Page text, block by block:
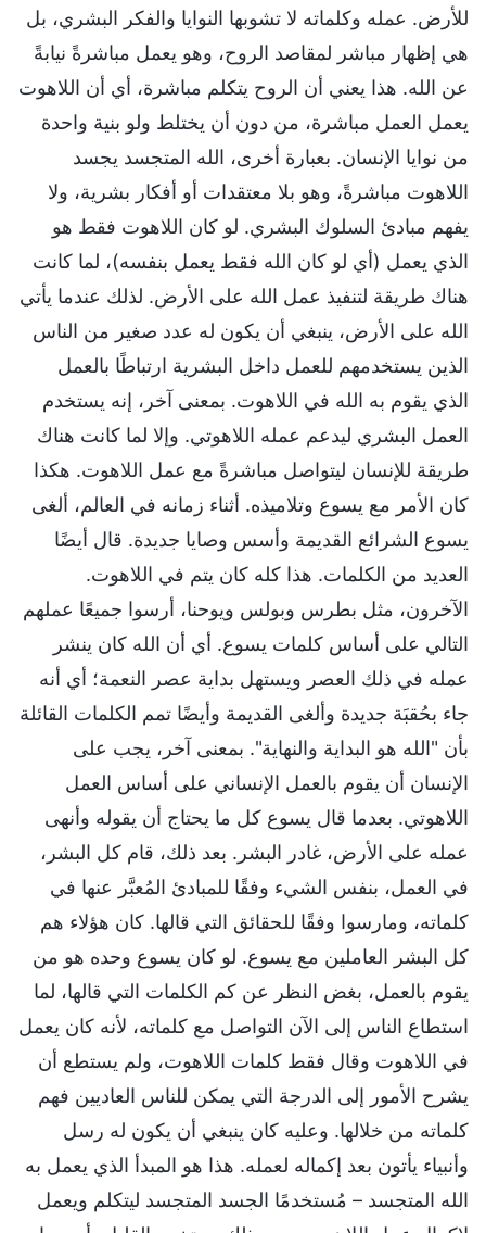
للأرض. عمله وكلماته لا تشوبها النوايا والفكر البشري، بل
هي إظهار مباشر لمقاصد الروح، وهو يعمل مباشرةً نيابةً
عن الله. هذا يعني أن الروح يتكلم مباشرة، أي أن اللاهوت
يعمل العمل مباشرة، من دون أن يختلط ولو بنية واحدة
من نوايا الإنسان. بعبارة أخرى، الله المتجسد يجسد
اللاهوت مباشرةً، وهو بلا معتقدات أو أفكار بشرية، ولا
يفهم مبادئ السلوك البشري. لو كان اللاهوت فقط هو
الذي يعمل (أي لو كان الله فقط يعمل بنفسه)، لما كانت
هناك طريقة لتنفيذ عمل الله على الأرض. لذلك عندما يأتي
الله على الأرض، ينبغي أن يكون له عدد صغير من الناس
الذين يستخدمهم للعمل داخل البشرية ارتباطًا بالعمل
الذي يقوم به الله في اللاهوت. بمعنى آخر، إنه يستخدم
العمل البشري ليدعم عمله اللاهوتي. وإلا لما كانت هناك
طريقة للإنسان ليتواصل مباشرةً مع عمل اللاهوت. هكذا
كان الأمر مع يسوع وتلاميذه. أثناء زمانه في العالم، ألغى
يسوع الشرائع القديمة وأسس وصايا جديدة. قال أيضًا
العديد من الكلمات. هذا كله كان يتم في اللاهوت.
الآخرون، مثل بطرس وبولس ويوحنا، أرسوا جميعًا عملهم
التالي على أساس كلمات يسوع. أي أن الله كان ينشر
عمله في ذلك العصر ويستهل بداية عصر النعمة؛ أي أنه
جاء بحُقبَة جديدة وألغى القديمة وأيضًا تمم الكلمات القائلة
بأن "الله هو البداية والنهاية". بمعنى آخر، يجب على
الإنسان أن يقوم بالعمل الإنساني على أساس العمل
اللاهوتي. بعدما قال يسوع كل ما يحتاج أن يقوله وأنهى
عمله على الأرض، غادر البشر. بعد ذلك، قام كل البشر،
في العمل، بنفس الشيء وفقًا للمبادئ المُعبَّر عنها في
كلماته، ومارسوا وفقًا للحقائق التي قالها. كان هؤلاء هم
كل البشر العاملين مع يسوع. لو كان يسوع وحده هو من
يقوم بالعمل، بغض النظر عن كم الكلمات التي قالها، لما
استطاع الناس إلى الآن التواصل مع كلماته، لأنه كان يعمل
في اللاهوت وقال فقط كلمات اللاهوت، ولم يستطع أن
يشرح الأمور إلى الدرجة التي يمكن للناس العاديين فهم
كلماته من خلالها. وعليه كان ينبغي أن يكون له رسل
وأنبياء يأتون بعد إكماله لعمله. هذا هو المبدأ الذي يعمل به
الله المتجسد – مُستخدمًا الجسد المتجسد ليتكلم ويعمل